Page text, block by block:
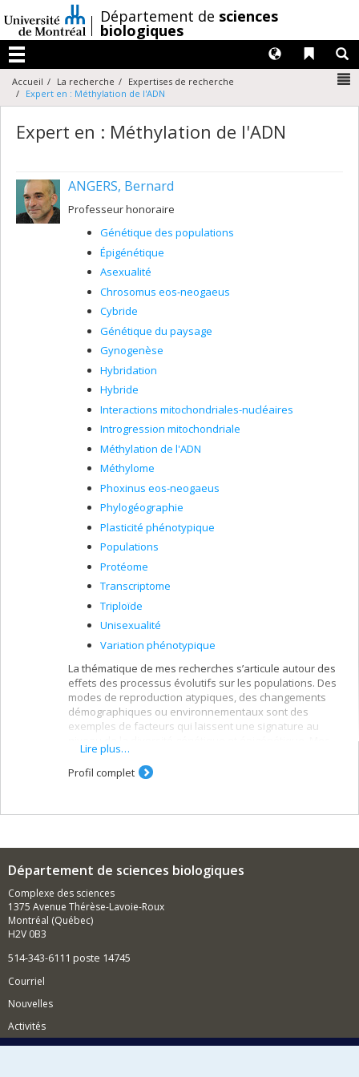
au
contenu
/Département de sciences
biologiques
Menu
Liens
Langues
Accueil La recherche
Expertises de recherche
Expert en : Méthylation de l'ADN
Expert en : Méthylation de l'ADN
ANGERS, Bernard
Professeur honoraire
Génétique des populations
Épigénétique
Asexualité
Chrosomus eos-neogaeus
Cybride
Génétique du paysage
Gynogenèse
Hybridation
Hybride
Interactions mitochondriales-nucléaires
Introgression mitochondriale
Méthylation de l'ADN
Méthylome
Phoxinus eos-neogaeus
Phylogéographie
Plasticité phénotypique
Populations
Protéome
Transcriptome
Triploïde
Unisexualité
Variation phénotypique
La thématique de mes recherches s’articule autour des
effets des processus évolutifs sur les populations. Des
modes de reproduction atypiques, des changements
démographiques ou environnementaux sont des
exemples de facteurs qui laissent une signature au
recherches s’efforcent de décrypter cette signature et
d’en interpréter les origines dans le but de mieux
comprendre et protéger la biodiversité.
Lire plus…
Profil complet
Département de sciences biologiques
Complexe des sciences
1375 Avenue Thérèse-Lavoie-Roux
Montréal (Québec)
H2V 0B3
514-343-6111 poste 14745
Courriel
Nouvelles
Activités